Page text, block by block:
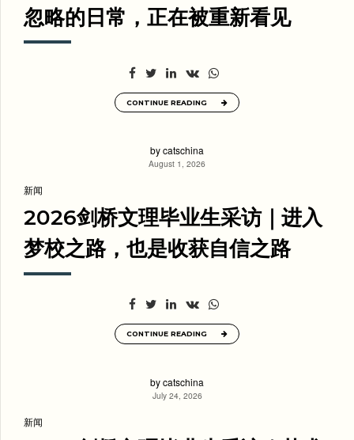
忽略的日常，正在被重新看见
CONTINUE READING
by catschina
August 1, 2026
新闻
2026剑桥文理毕业生采访｜进入
梦校之路，也是收获自信之路
CONTINUE READING
by catschina
July 24, 2026
新闻